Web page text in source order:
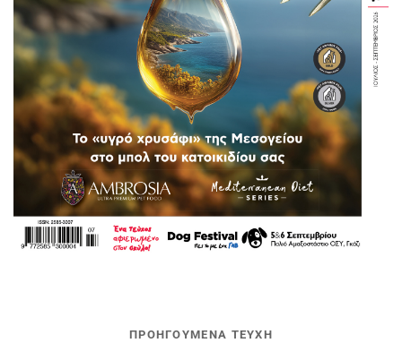
ΠΡΟΗΓΟΥΜΕΝΑ ΤΕΥΧΗ